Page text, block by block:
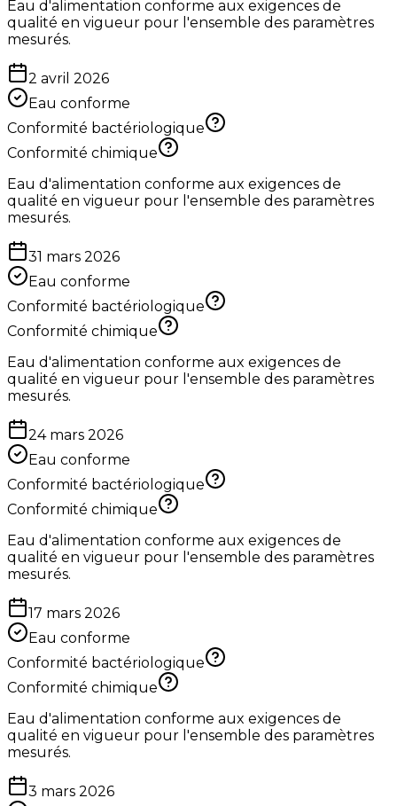
Eau d'alimentation conforme aux exigences de
qualité en vigueur pour l'ensemble des paramètres
mesurés.
2 avril 2026
Eau conforme
Conformité bactériologique
Conformité chimique
Eau d'alimentation conforme aux exigences de
qualité en vigueur pour l'ensemble des paramètres
mesurés.
31 mars 2026
Eau conforme
Conformité bactériologique
Conformité chimique
Eau d'alimentation conforme aux exigences de
qualité en vigueur pour l'ensemble des paramètres
mesurés.
24 mars 2026
Eau conforme
Conformité bactériologique
Conformité chimique
Eau d'alimentation conforme aux exigences de
qualité en vigueur pour l'ensemble des paramètres
mesurés.
17 mars 2026
Eau conforme
Conformité bactériologique
Conformité chimique
Eau d'alimentation conforme aux exigences de
qualité en vigueur pour l'ensemble des paramètres
mesurés.
3 mars 2026